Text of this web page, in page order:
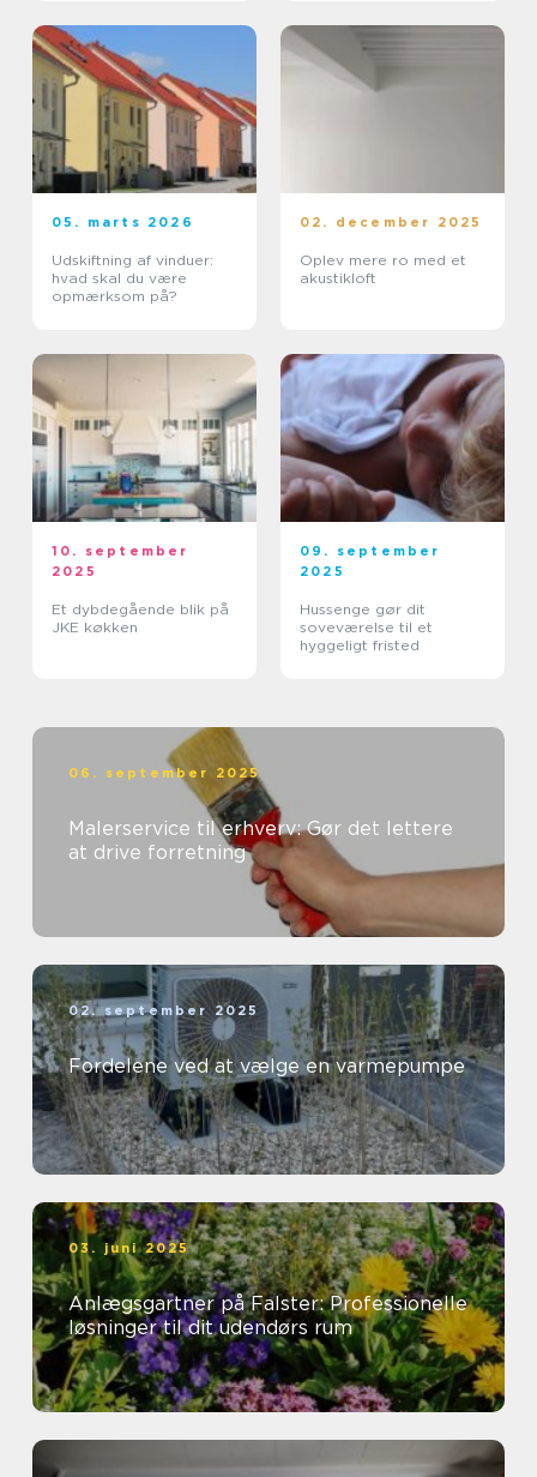
05. marts 2026
Udskiftning af vinduer:
hvad skal du være
opmærksom på?
02. december 2025
Oplev mere ro med et
akustikloft
10. september
2025
Et dybdegående blik på
JKE køkken
09. september
2025
Hussenge gør dit
soveværelse til et
hyggeligt fristed
06. september 2025
Malerservice til erhverv: Gør det lettere
at drive forretning
02. september 2025
Fordelene ved at vælge en varmepumpe
03. juni 2025
Anlægsgartner på Falster: Professionelle
løsninger til dit udendørs rum